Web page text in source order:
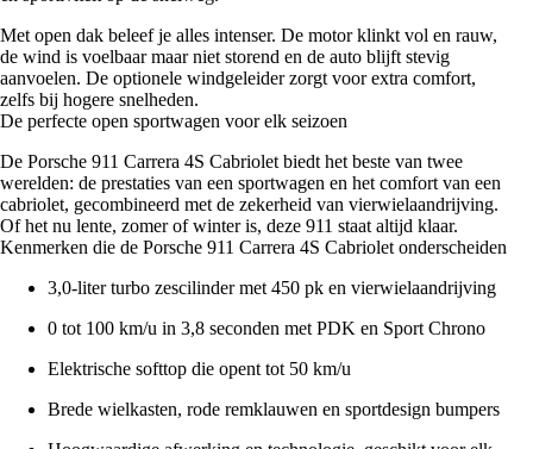
Met open dak beleef je alles intenser. De motor klinkt vol en rauw,
de wind is voelbaar maar niet storend en de auto blijft stevig
aanvoelen. De optionele windgeleider zorgt voor extra comfort,
zelfs bij hogere snelheden.
De perfecte open sportwagen voor elk seizoen
De Porsche 911 Carrera 4S Cabriolet biedt het beste van twee
werelden: de prestaties van een sportwagen en het comfort van een
cabriolet, gecombineerd met de zekerheid van vierwielaandrijving.
Of het nu lente, zomer of winter is, deze 911 staat altijd klaar.
Kenmerken die de Porsche 911 Carrera 4S Cabriolet onderscheiden
3,0-liter turbo zescilinder met 450 pk en vierwielaandrijving
0 tot 100 km/u in 3,8 seconden met PDK en Sport Chrono
Elektrische softtop die opent tot 50 km/u
Brede wielkasten, rode remklauwen en sportdesign bumpers